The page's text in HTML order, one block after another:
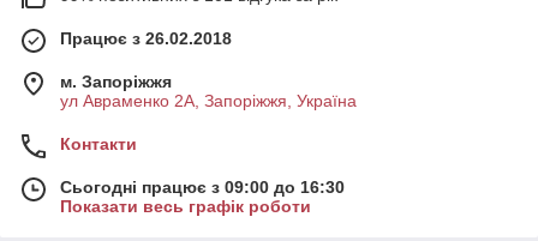
Працює з 26.02.2018
м. Запоріжжя
ул Авраменко 2А, Запоріжжя, Україна
Контакти
Сьогодні працює з 09:00 до 16:30
Показати весь графік роботи